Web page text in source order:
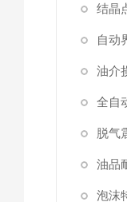
结晶
自动
油介
全自
脱气
油品
泡沫